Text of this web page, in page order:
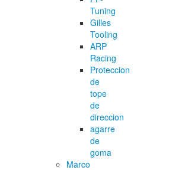
Tuning
Gilles
Tooling
ARP
Racing
Proteccion
de
tope
de
direccion
agarre
de
goma
Marco